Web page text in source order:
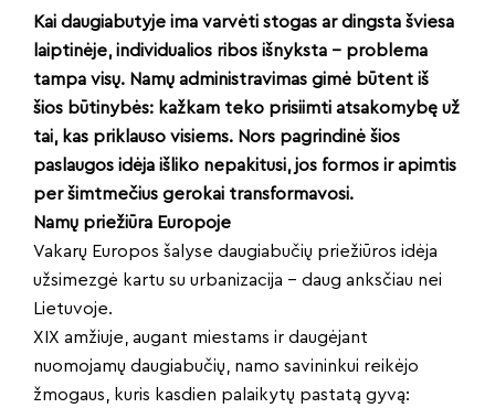
Kai daugiabutyje ima varvėti stogas ar dingsta šviesa
laiptinėje, individualios ribos išnyksta – problema
tampa visų. Namų administravimas gimė būtent iš
šios būtinybės: kažkam teko prisiimti atsakomybę už
tai, kas priklauso visiems. Nors pagrindinė šios
paslaugos idėja išliko nepakitusi, jos formos ir apimtis
per šimtmečius gerokai transformavosi.
Namų priežiūra Europoje
Vakarų Europos šalyse daugiabučių priežiūros idėja
užsimezgė kartu su urbanizacija – daug anksčiau nei
Lietuvoje.
XIX amžiuje, augant miestams ir daugėjant
nuomojamų daugiabučių, namo savininkui reikėjo
žmogaus, kuris kasdien palaikytų pastatą gyvą: